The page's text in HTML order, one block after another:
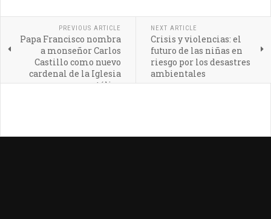
PREVIOUS ARTICLE
Papa Francisco nombra
a monseñor Carlos
Castillo como nuevo
cardenal de la Iglesia
católica
NEXT ARTICLE
Crisis y violencias: el
futuro de las niñas en
riesgo por los desastres
ambientales